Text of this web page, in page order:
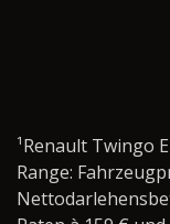
¹Renault Twingo
Range: